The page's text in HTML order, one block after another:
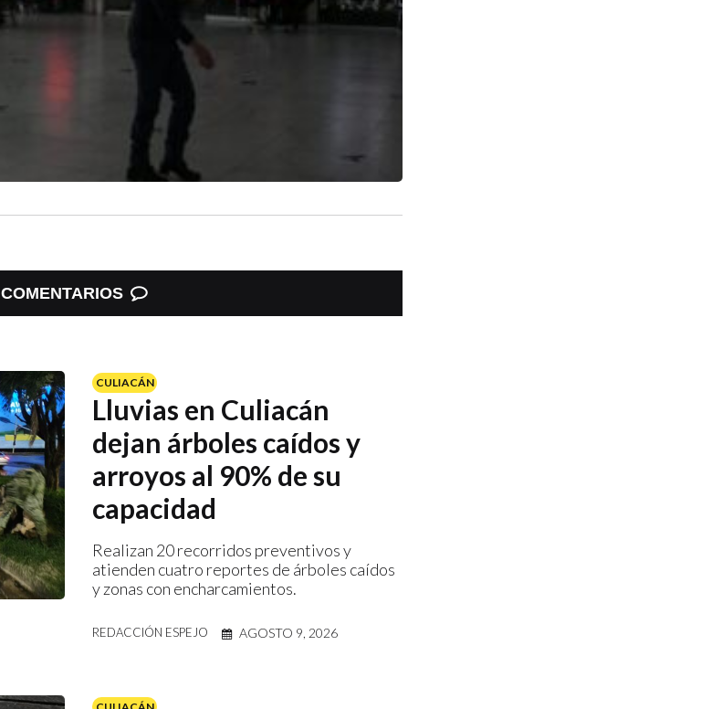
COMENTARIOS
CULIACÁN
Lluvias en Culiacán
dejan árboles caídos y
arroyos al 90% de su
capacidad
Realizan 20 recorridos preventivos y
atienden cuatro reportes de árboles caídos
y zonas con encharcamientos.
REDACCIÓN ESPEJO AGOSTO 9, 2026